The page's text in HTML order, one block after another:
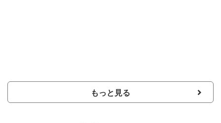
もっと見る